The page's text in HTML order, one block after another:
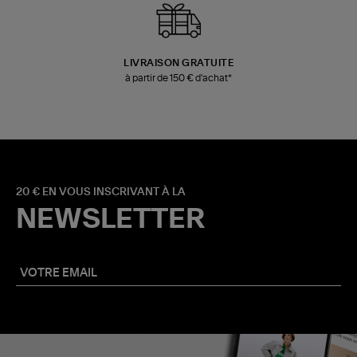
LIVRAISON GRATUITE
à partir de 150 € d'achat*
20 € EN VOUS INSCRIVANT À LA
NEWSLETTER